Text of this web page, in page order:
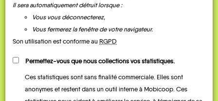
QUELQUES
Témoignages
Il sera automatiquement détruit lorsque :
Vous vous déconnecterez,
Vous fermerez la fenêtre de votre navigateur.
Son utilisation est conforme au RGPD
Permettez-vous que nous collections vos statistiques.
Ces statistiques sont sans finalité commerciale. Elles sont
anonymes et restent dans un outil interne à Mobicoop. Ces